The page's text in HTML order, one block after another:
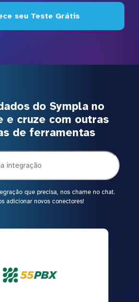
seu Teste Grátis
do Sympla no
e cruze com outras
de ferramentas
que precisa, nos chame no chat.
adicionar novos conectores!